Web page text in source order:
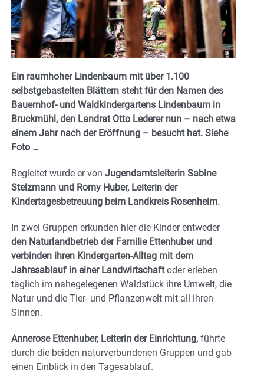
Ein raumhoher Lindenbaum mit über 1.100
selbstgebastelten Blättern steht für den Namen des
Bauernhof- und Waldkindergartens Lindenbaum in
Bruckmühl, den Landrat Otto Lederer nun – nach etwa
einem Jahr nach der Eröffnung – besucht hat. Siehe
Foto …
Begleitet wurde er von Jugendamtsleiterin Sabine
Stelzmann und Romy Huber, Leiterin der
Kindertagesbetreuung beim Landkreis Rosenheim.
In zwei Gruppen erkunden hier die Kinder entweder
den Naturlandbetrieb der Familie Ettenhuber und
verbinden ihren Kindergarten-Alltag mit dem
Jahresablauf in einer Landwirtschaftoder erleben
täglich im nahegelegenen Waldstück ihre Umwelt, die
Natur und die Tier- und Pflanzenwelt mit all ihren
Sinnen.
Annerose Ettenhuber, Leiterin der Einrichtung, führte
durch die beiden naturverbundenen Gruppen und gab
einen Einblick in den Tagesablauf.